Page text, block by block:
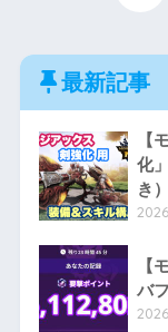
最新記事
【
化
き
【
バ